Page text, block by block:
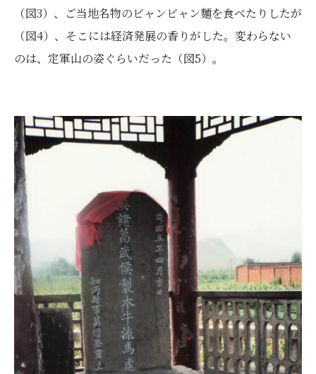
（図3）、ご当地名物のビャンビャン麵を食べたりしたが
（図4）、そこには経済発展の香りがした。変わらない
のは、定軍山の姿ぐらいだった（図5）。